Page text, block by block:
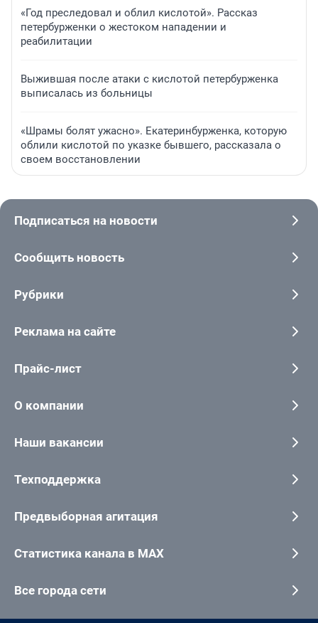
«Год преследовал и облил кислотой». Рассказ
петербурженки о жестоком нападении и
реабилитации
Выжившая после атаки с кислотой петербурженка
выписалась из больницы
«Шрамы болят ужасно». Екатеринбурженка, которую
облили кислотой по указке бывшего, рассказала о
своем восстановлении
Подписаться на новости
Сообщить новость
Рубрики
Реклама на сайте
Прайс-лист
О компании
Наши вакансии
Техподдержка
Предвыборная агитация
Статистика канала в MAX
Все города сети